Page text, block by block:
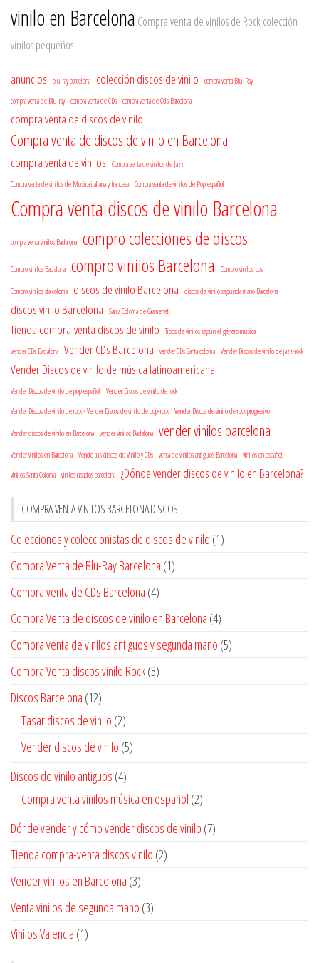
vinilo en Barcelona Compra venta de vinilos de Rockcolección
vinilos pequeños
anuncios blu-ray barcelona colección discos de vinilo
compra venta Blu-Ray
compra venta de Blu-ray compra venta de CDs compra venta de Cds Barcelona
compra venta de discos de vinilo
Compra venta de discos de vinilo en Barcelona
compra venta de vinilos
Compra venta de vinilos de Jazz
Compra venta de vinilos de Música italiana y francesa Compra venta de vinilos de Pop español
Compra venta discos de vinilo Barcelona
compra venta vinilos Badalona compro colecciones de discos
Compro vinilos Badalona compro vinilos Barcelona Compro vinilos Lps
Compro vinilos sta coloma discos de vinilo Barcelona discos de vinilo segunda mano Barcelona
discos vinilo Barcelona Santa Coloma de Gramenet
Tienda compra-venta discos de vinilo
Tipos de vinilos según el género musical
vender CDs Badalona Vender CDs Barcelona vender CDs Santa coloma Vender Discos de vinilo de jazz-rock
Vender Discos de vinilo de música latinoamericana
Vender Discos de vinilo de pop español
Vender Discos de vinilo de rock
Vender Discos de vinilo de rock - Vender Discos de vinilo de pop-rock Vender Discos de vinilo de rock progresivo
Vender discos de vinilo en Barcelona vender vinilos Badalona vender vinilos barcelona
Vender vinilos en Barcelona Vende tus discos de Vinilo y CDs venta de vinilos antiguos Barcelona vinilos en español
vinilos Santa Coloma vinilos usados barcelona ¿Dónde vender discos de vinilo en Barcelona?
COMPRA VENTA VINILOS BARCELONA DISCOS
Colecciones y coleccionistas de discos de vinilo (1)
Compra Venta de Blu-Ray Barcelona (1)
Compra venta de CDs Barcelona (4)
Compra Venta de discos de vinilo en Barcelona (4)
Compra venta de vinilos antiguos y segunda mano (5)
Compra Venta discos vinilo Rock(3)
Discos Barcelona (12)
Tasar discos de vinilo (2)
Vender discos de vinilo (5)
Discos de vinilo antiguos (4)
Compra venta vinilos música en español (2)
Dónde vender y cómo vender discos de vinilo (7)
Tienda compra-venta discos vinilo (2)
Vender vinilos en Barcelona (3)
Venta vinilos de segunda mano (3)
Vinilos Valencia (1)